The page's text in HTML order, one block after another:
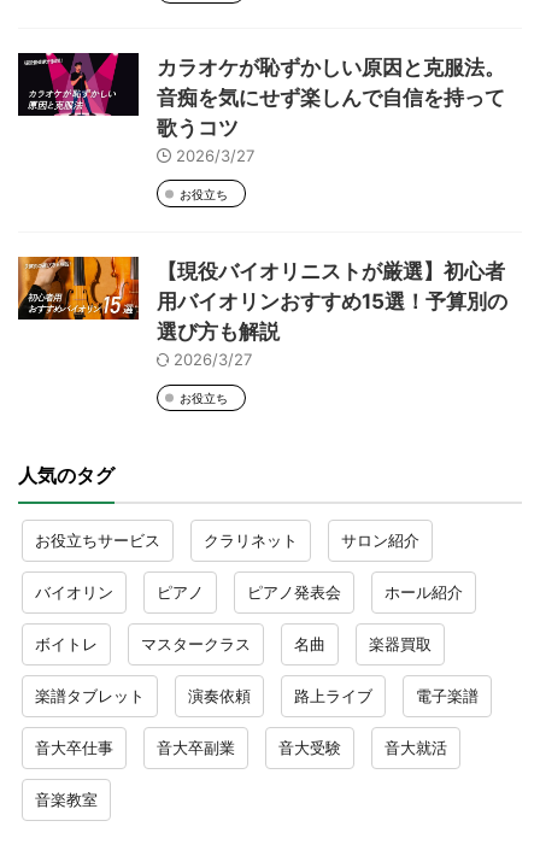
カラオケが恥ずかしい原因と克服法。
音痴を気にせず楽しんで自信を持って
歌うコツ
2026/3/27
お役立ち
【現役バイオリニストが厳選】初心者
用バイオリンおすすめ15選！予算別の
選び方も解説
2026/3/27
お役立ち
人気のタグ
お役立ちサービス クラリネット サロン紹介
バイオリン ピアノ ピアノ発表会 ホール紹介
ボイトレ マスタークラス 名曲 楽器買取
楽譜タブレット 演奏依頼 路上ライブ 電子楽譜
音大卒仕事 音大卒副業 音大受験 音大就活
音楽教室